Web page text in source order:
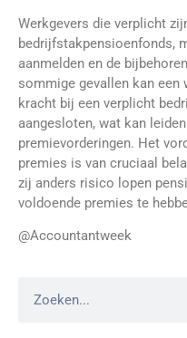
Werkgevers die verplicht
bedrijfstakpensioenfonds,
aanmelden en de
sommige gevallen kan een
kracht bij een verplicht
aangesloten, wat kan
premievorderingen. Het
premies is van cruciaal
zij anders risico lopen
voldoende premies te
@Accountantweek